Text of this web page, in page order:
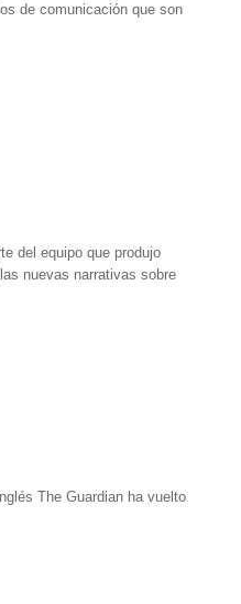
de comunicación que son
del equipo que produjo
nuevas narrativas sobre
The Guardian ha vuelto